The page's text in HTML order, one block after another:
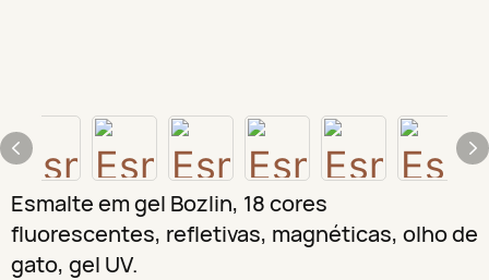
Esmalte em gel Bozlin, 18 cores
fluorescentes, refletivas, magnéticas, olho de
gato, gel UV.